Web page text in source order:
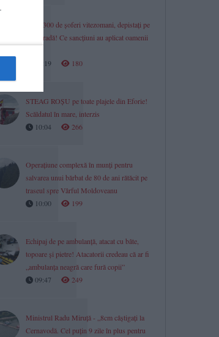
Peste 300 de șoferi vitezomani, depistați pe
autostradă! Ce sancțiuni au aplicat oamenii
10:19
180
STEAG ROȘU pe toate plajele din Eforie!
Scăldatul în mare, interzis
10:04
266
Operațiune complexă în munți pentru
salvarea unui bărbat de 80 de ani rătăcit pe
traseul spre Vârful Moldoveanu
10:00
199
Echipaj de pe ambulanță, atacat cu bâte,
topoare şi pietre! Atacatorii credeau că ar fi
„ambulanţa neagră care fură copii”
09:47
249
Ministrul Radu Miruță - „8cm câștigați la
Cernavodă. Cel puțin 9 zile în plus pentru